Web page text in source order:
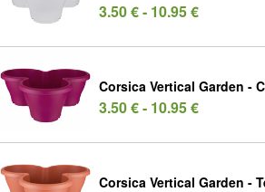
3.50 € - 10.95 €
Corsica Vertical Garden -
3.50 € - 10.95 €
Corsica Vertical Garden -